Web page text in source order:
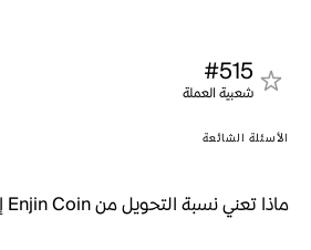
#515
شعبية العملة
الأسئلة الشائعة
ماذا تعني نسبة التحويل من Enjin Coin إلى Polkastarter؟